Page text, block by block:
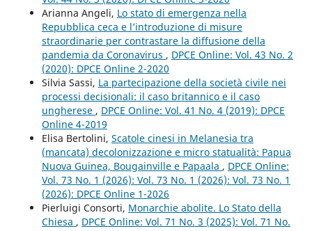
Arianna Angeli, Lo stato di emergenza nella
Repubblica ceca e l’introduzione di misure
straordinarie per contrastare la diffusione della
pandemia da Coronavirus , DPCE Online: Vol. 43 No. 2
(2020): DPCE Online 2-2020
Silvia Sassi, La partecipazione della società civile nei
processi decisionali: il caso britannico e il caso
ungherese , DPCE Online: Vol. 41 No. 4 (2019): DPCE
Online 4-2019
Elisa Bertolini, Scatole cinesi in Melanesia tra
(mancata) decolonizzazione e micro statualità: Papua
Nuova Guinea, Bougainville e Papaala , DPCE Online:
Vol. 73 No. 1 (2026): Vol. 73 No. 1 (2026): Vol. 73 No. 1
(2026): DPCE Online 1-2026
Pierluigi Consorti, Monarchie abolite. Lo Stato della
Chiesa , DPCE Online: Vol. 71 No. 3 (2025): Vol. 71 No.